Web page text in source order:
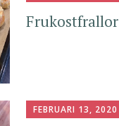
Frukostfrallor
FEBRUARI 13, 2020